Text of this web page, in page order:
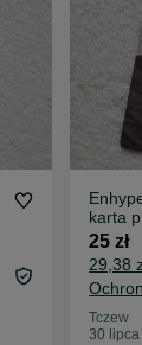
karta
25 zł
29,38
Tczew
30 lipca